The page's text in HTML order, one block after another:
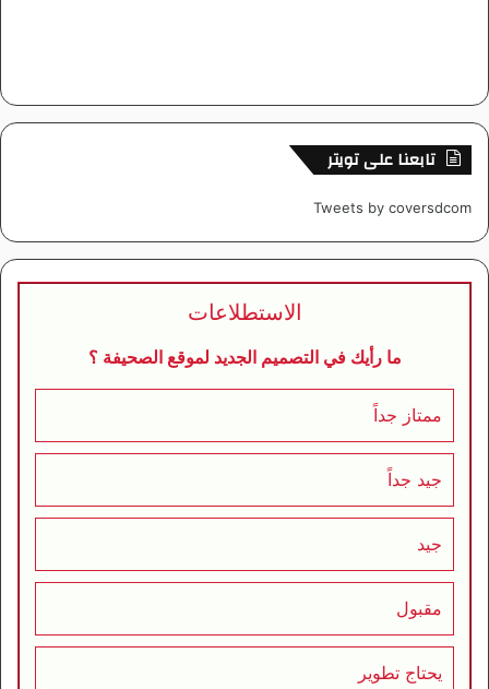
تابعنا على تويتر
Tweets by coversdcom
الاستطلاعات
ما رأيك في التصميم الجديد لموقع الصحيفة ؟
ممتاز جداً
جيد جداً
جيد
مقبول
يحتاج تطوير